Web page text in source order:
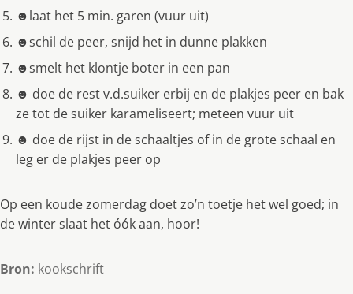
☻laat het 5 min. garen (vuur uit)
☻schil de peer, snijd het in dunne plakken
☻smelt het klontje boter in een pan
☻ doe de rest v.d.suiker erbij en de plakjes peer en bak
ze tot de suiker karameliseert; meteen vuur uit
☻ doe de rijst in de schaaltjes of in de grote schaal en
leg er de plakjes peer op
Op een koude zomerdag doet zo’n toetje het wel goed; in
de winter slaat het óók aan, hoor!
Bron: kookschrift